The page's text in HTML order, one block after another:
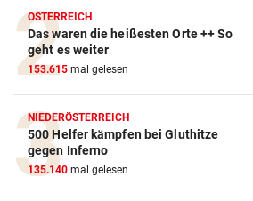
ÖSTERREICH
Das waren die heißesten Orte ++ So
geht es weiter
153.615 mal gelesen
NIEDERÖSTERREICH
500 Helfer kämpfen bei Gluthitze
gegen Inferno
135.140 mal gelesen